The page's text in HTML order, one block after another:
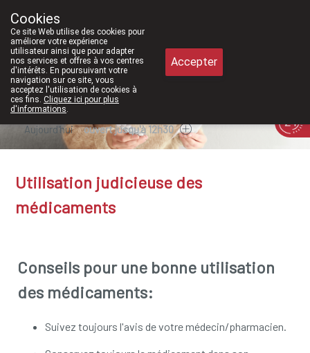
Aujourd'hui ouvert jusqu'à 12h30
Utilisation judicieuse des
médicaments
Conseils pour une bonne utilisation
des médicaments:
Suivez toujours l'avis de votre médecin/pharmacien.
Cookies
Ce site Web utilise des cookies pour
améliorer votre expérience
utilisateur ainsi que pour adapter
nos services et offres à vos centres
d'intérêts. En poursuivant votre
navigation sur ce site, vous
acceptez l'utilisation de cookies à
ces fins. Cliquez ici pour plus
d'informations.
Accepter